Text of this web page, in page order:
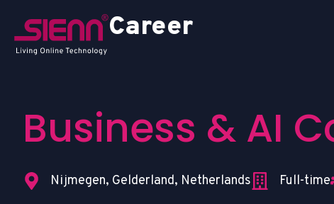
Career
Business & AI
Nijmegen, Gelderland, Netherlands Full-time